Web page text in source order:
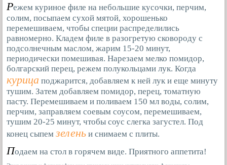
Режем куриное филе на небольшие кусочки, перчим,
солим, посыпаем сухой мятой, хорошенько
перемешиваем, чтобы специи распределились
равномерно. Кладем филе в разогретую сковороду с
подсолнечным маслом, жарим 15-20 минут,
периодически помешивая. Нарезаем мелко помидор,
болгарский перец, режем полукольцами лук. Когда
курица поджарится, добавляем к ней лук и еще минуту
тушим. Затем добавляем помидор, перец, томатную
пасту. Перемешиваем и поливаем 150 мл воды, солим,
перчим, заправляем соевым соусом, перемешиваем,
тушим 20-25 минут, чтобы соус слегка загустел. Под
конец сыпемзелень и снимаем с плиты.
Подаем на стол в горячем виде. Приятного аппетита!